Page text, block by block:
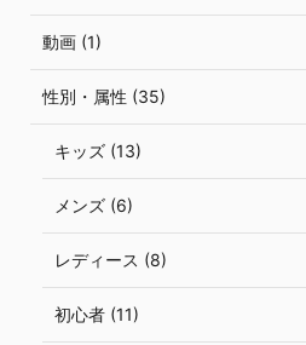
動画 (1)
性別・属性 (35)
キッズ (13)
メンズ (6)
レディース (8)
初心者 (11)